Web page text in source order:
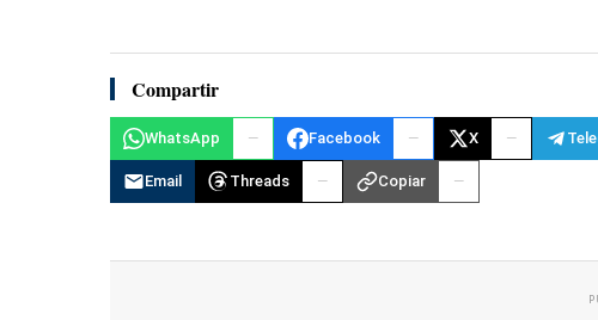
Compartir
WhatsApp Facebook X
Email Threads Copiar